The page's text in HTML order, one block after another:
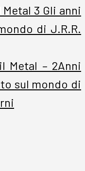
3 Gli anni
di J.R.R.
Metal – 2Anni
sul mondo di